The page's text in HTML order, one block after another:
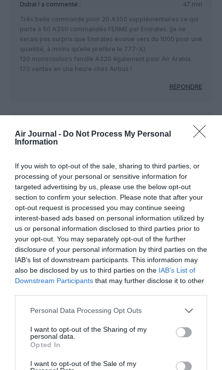
Air Journal - Do Not Process My Personal
Information
If you wish to opt-out of the sale, sharing to third parties, or
processing of your personal or sensitive information for
targeted advertising by us, please use the below opt-out
section to confirm your selection. Please note that after your
opt-out request is processed you may continue seeing
interest-based ads based on personal information utilized by
us or personal information disclosed to third parties prior to
your opt-out. You may separately opt-out of the further
disclosure of your personal information by third parties on the
IAB’s list of downstream participants. This information may
also be disclosed by us to third parties on the IAB’s List of
Downstream Participants that may further disclose it to other
Personal Data Processing Opt Outs
I want to opt-out of the Sharing of my
personal data.
Opted In
I want to opt-out of the Sale of my
Dubai ! a commenté :
47 min
Très belle commande pour 20 A350 supplémentaires ce qui
porte à 50 A350 commandés FERME par Emirates. (je ne
serais pas surpris que Emirates évolue vers du 1000 pour une
quantité, à moins qu’elle préfère le 777-X).
120 monocouloirs famille A320 également pour Air Arabia.
170 ventes en une heure chez Airbus !
RÉPONDRE
18 novembre 2019 - 14 h
43 min
pas du 350-1000
RÉPONDRE
A350 & A320 BELLES
COMMANDES DUBAI !
18 novembre 2019 -
15 h 57 min
On verra…
Ce n’est ni vous ni moi qui décidons.
Le marché est sans cesse en évolution. Jamais figé
Emirates aura à remplacer dans quelques temps
Et nouvelles autres possibilités si Airbus sort son
1000ULR